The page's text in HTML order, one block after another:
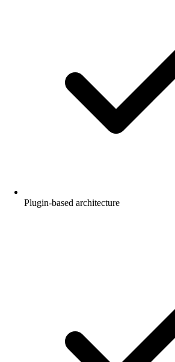
Plugin-based architecture